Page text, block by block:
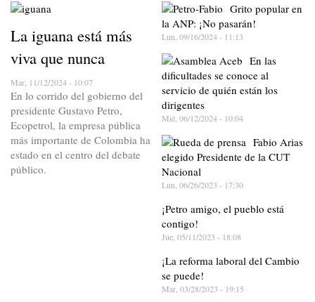
La iguana está más
viva que nunca
Mar, 11/12/2024 - 10:07
En lo corrido del gobierno del
presidente Gustavo Petro,
Ecopetrol, la empresa pública
más importante de Colombia ha
estado en el centro del debate
público.
Grito popular en
la ANP: ¡No pasarán!
Lun, 09/16/2024 - 11:13
En las
dificultades se conoce al
servicio de quién están los
dirigentes
Mié, 06/12/2024 - 10:04
Fabio Arias
elegido Presidente de la CUT
Nacional
Lun, 06/26/2023 - 17:30
¡Petro amigo, el pueblo está
contigo!
Jue, 05/11/2023 - 18:08
¡La reforma laboral del Cambio
se puede!
Mar, 03/28/2023 - 19:15